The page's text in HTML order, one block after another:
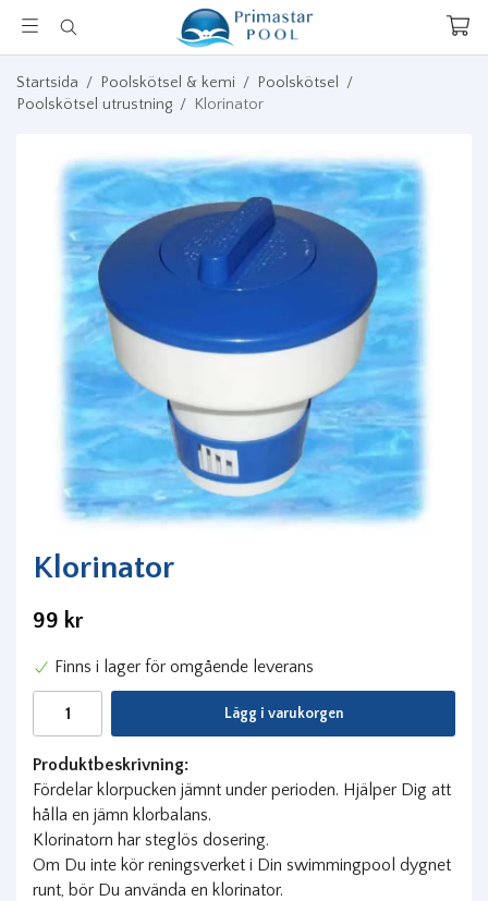
Startsida / Poolskötsel & kemi / Poolskötsel
/
Poolskötsel utrustning / Klorinator
Klorinator
99 kr
Finns i lager för omgående leverans
Lägg i varukorgen
Produktbeskrivning:
Fördelar klorpucken jämnt under perioden. Hjälper Dig att
hålla en jämn klorbalans.
Klorinatorn har steglös dosering.
Om Du inte kör reningsverket i Din swimmingpool dygnet
runt, bör Du använda en klorinator.